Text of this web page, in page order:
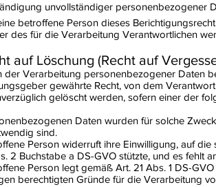
unvollständiger personenbezogener
betroffene Person dieses
des für die Verarbeitung Verantwortlichen
auf Löschung (Recht auf
der Verarbeitung personenbezogener Daten
gewährte Recht, von dem
gelöscht werden, sofern einer der
Daten wurden für solche
sind.
Person widerruft ihre Einwilligung, auf
2 Buchstabe a DS-GVO stützte, und es fehlt
Person legt gemäß Art. 21 Abs. 1 DS-
berechtigten Gründe für die Verarbeitung